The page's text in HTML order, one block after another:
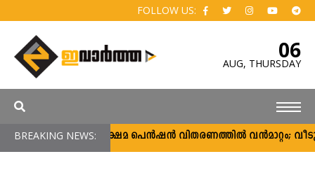
FOLLOW US:
06
AUG, THURSDAY
BREAKING NEWS:
സാമൂഹ്യ ക്ഷേമ പെൻഷൻ വിതരണത്തിൽ വൻമാറ്റം; വീടുകളിലെ